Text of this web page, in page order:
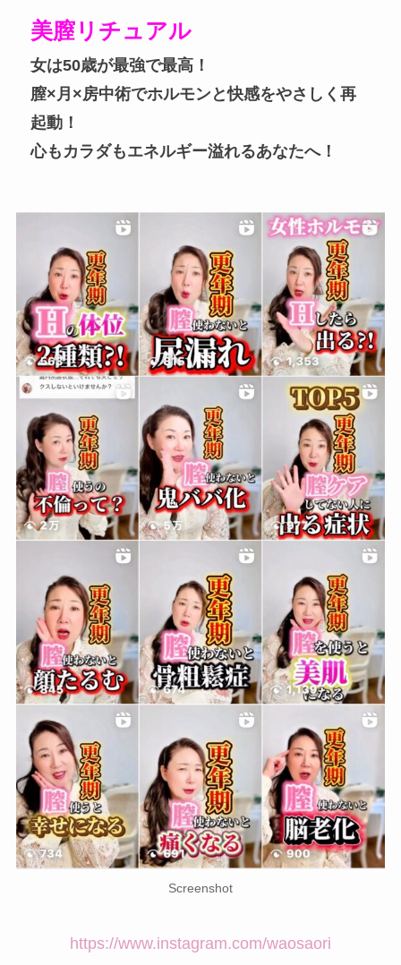
美膣リチュアル
女は50歳が最強で最高！
膣×月×房中術でホルモンと快感をやさしく再
起動！
心もカラダもエネルギー溢れるあなたへ！
Screenshot
https://www.instagram.com/waosaori